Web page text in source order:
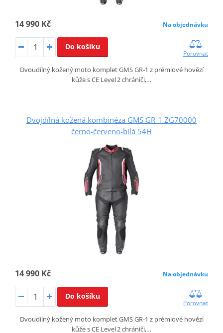
14 990 Kč Na objednávku
Do košíku
Porovnat
Dvoudílný kožený moto komplet GMS GR‑1 z prémiové hovězí
kůže s CE Level 2 chrániči,…
Dvojdílná kožená kombinéza GMS GR-1 ZG70000
černo-červeno-bílá 54H
14 990 Kč Na objednávku
Do košíku
Porovnat
Dvoudílný kožený moto komplet GMS GR‑1 z prémiové hovězí
kůže s CE Level 2 chrániči,…